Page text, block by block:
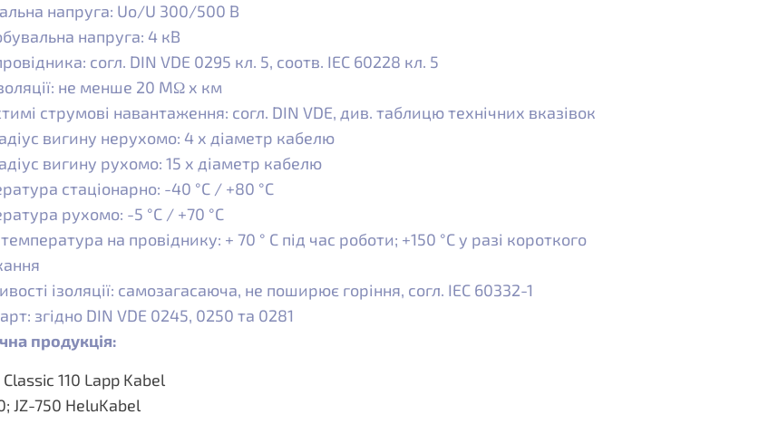
напруга: Uo/U 300/500 В
напруга: 4 кВ
согл. DIN VDE 0295 кл. 5, соотв. IEC 60228 кл. 5
не менше 20 MΩ x км
струмові навантаження: согл. DIN VDE, див. таблицю технічних вказівок
вигину нерухомо: 4 x діаметр кабелю
вигину рухомо: 15 x діаметр кабелю
стаціонарно: -40 °C / +80 °C
рухомо: -5 °C / +70 °C
на провіднику: + 70 ° C під час роботи; +150 °C у разі короткого
ізоляції: самозагасаюча, не поширює горіння, согл. IEC 60332-1
згідно DIN VDE 0245, 0250 та 0281
продукція:
110 Lapp Kabel
JZ-750 HeluKabel